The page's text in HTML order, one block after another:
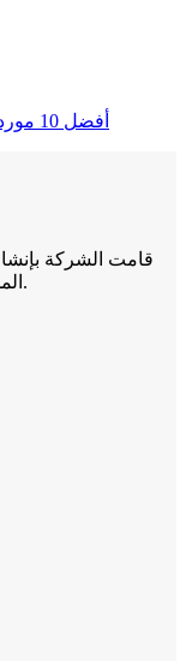
2025: أفضل 10 موردين لمصاعد السيارات في العالم
قامت الشركة
المدن الكبرى حول العالم لتقديم خدمات شاملة.